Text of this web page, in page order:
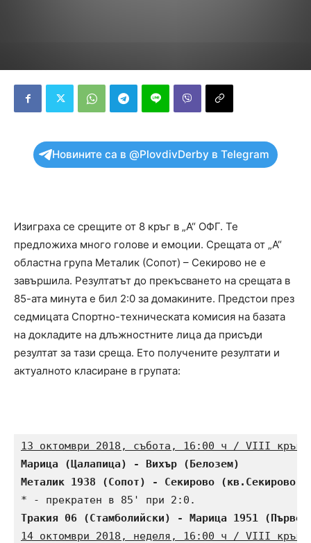
Новините са в @PlovdivDerby в Telegram
Изиграха се срещите от 8 кръг в „А“ ОФГ. Те
предложиха много голове и емоции. Срещата от „А“
областна група Металик (Сопот) – Секирово не е
завършила. Резултатът до прекъсването на срещата в
85-ата минута е бил 2:0 за домакините. Предстои през
седмицата Спортно-техническата комисия на базата
на докладите на длъжностните лица да присъди
резултат за тази среща. Ето получените резултати и
актуалното класиране в групата:
13 октомври 2018, събота, 16:00 ч / VIII кръг:
Марица (Цалапица) - Вихър (Белозем)
Металик 1938 (Сопот) - Секирово
Тракия 06 (Стамболийски) - Марица 1951
14 октомври 2018, неделя, 16:00 ч / VIII кръг: